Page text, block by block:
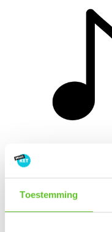
Toestemming